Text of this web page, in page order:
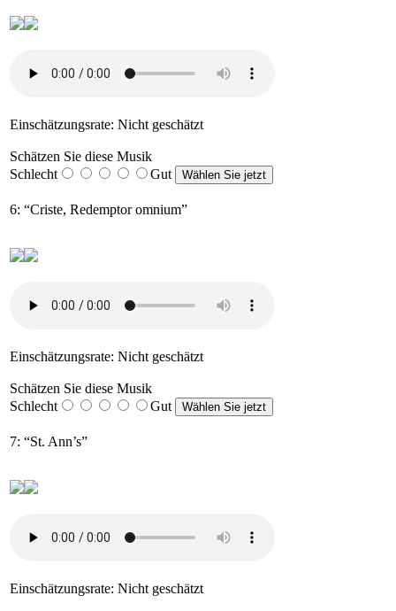
Einschätzungsrate: Nicht geschätzt
Schätzen Sie diese Musik
Schlecht
Gut
6: “Criste, Redemptor omnium”
Einschätzungsrate: Nicht geschätzt
Schätzen Sie diese Musik
Schlecht
Gut
7: “St. Ann’s”
Einschätzungsrate: Nicht geschätzt